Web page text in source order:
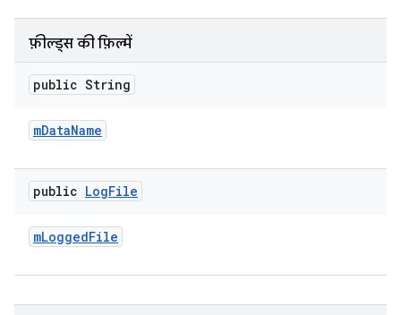
फ़ील्ड्स की फ़िल्में
public String
mDataName
public LogFile
mLoggedFile